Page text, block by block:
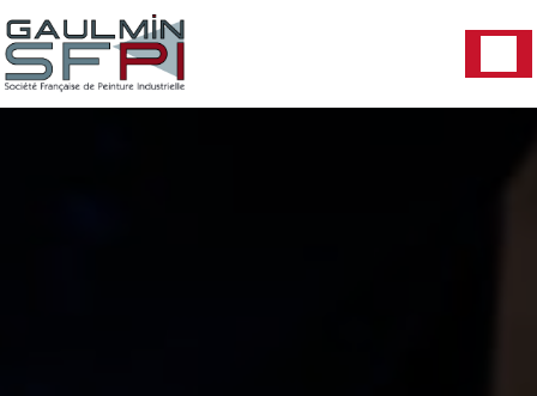
Panneau de gestion des cookies